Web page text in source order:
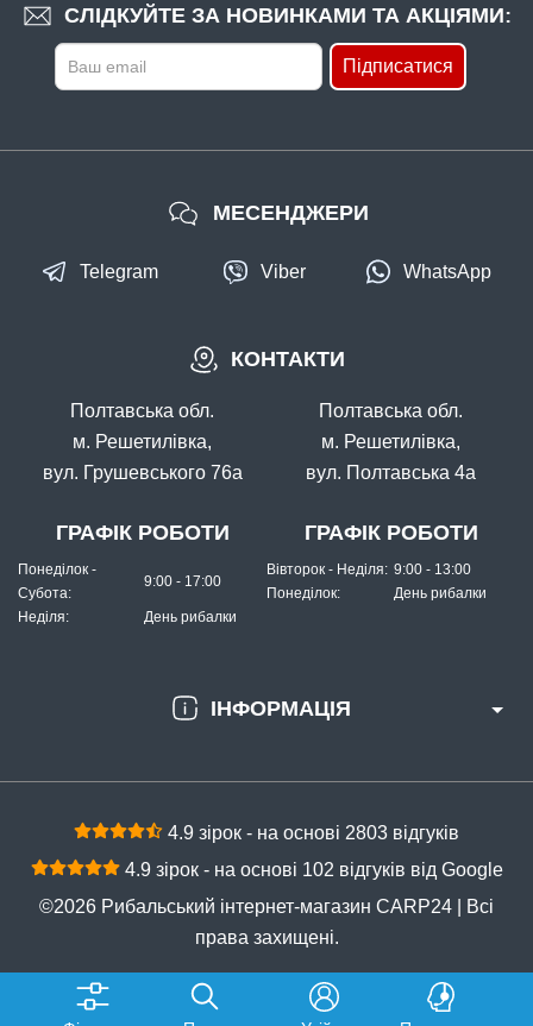
СЛІДКУЙТЕ ЗА НОВИНКАМИ ТА АКЦІЯМИ:
Підписатися
ІНФОРМАЦІЯ
КОНТАКТИ
Полтавська обл.
м. Решетилівка,
вул. Грушевського 76а
ГРАФІК РОБОТИ
Понеділок -
Субота:
9:00 - 17:00
Неділя: День рибалки
Полтавська обл.
м. Решетилівка,
вул. Полтавська 4а
ГРАФІК РОБОТИ
Вівторок - Неділя: 9:00 - 13:00
Понеділок:
День рибалки
МЕСЕНДЖЕРИ
Telegram Viber WhatsApp
4.9 зірок - на основі 2803 відгуків
4.9 зірок - на основі 102 відгуків від Google
©2026 Рибальський інтернет-магазин CARP24 | Всі
права захищені.